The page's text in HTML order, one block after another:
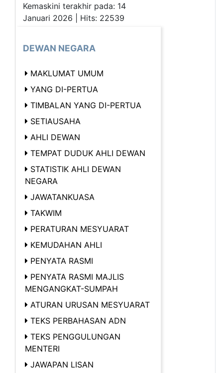
Kemaskini terakhir pada: 14
Januari 2026 | Hits: 22539
DEWAN NEGARA
MAKLUMAT UMUM
YANG DI-PERTUA
TIMBALAN YANG DI-PERTUA
SETIAUSAHA
AHLI DEWAN
TEMPAT DUDUK AHLI DEWAN
STATISTIK AHLI DEWAN
NEGARA
JAWATANKUASA
TAKWIM
PERATURAN MESYUARAT
KEMUDAHAN AHLI
PENYATA RASMI
PENYATA RASMI MAJLIS
MENGANGKAT-SUMPAH
ATURAN URUSAN MESYUARAT
TEKS PERBAHASAN ADN
TEKS PENGGULUNGAN
MENTERI
JAWAPAN LISAN